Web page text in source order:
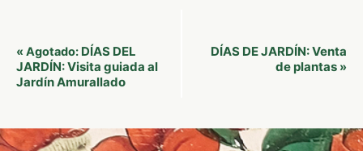
Navegación
del
« Agotado: DÍAS DEL
JARDÍN: Visita guiada al
Jardín Amurallado
DÍAS DE JARDÍN: Venta
de plantas »